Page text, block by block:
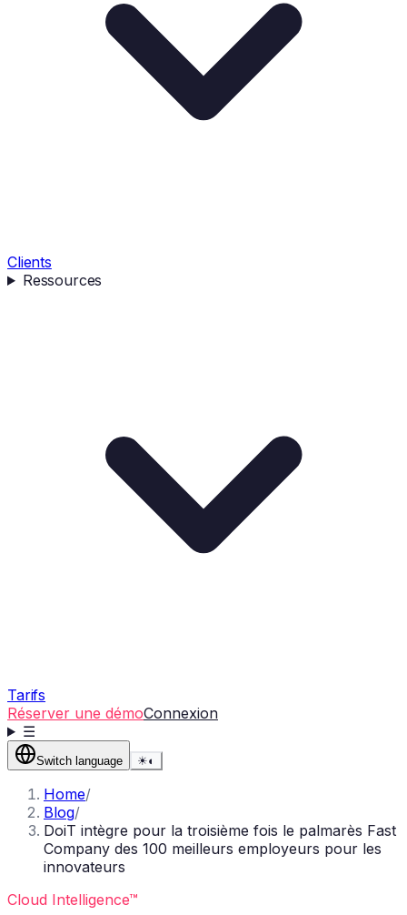
Clients
Ressources
Tarifs
Réserver une démoConnexion
☰
Switch language ☀◐
Home/
Blog/
DoiT intègre pour la troisième fois le palmarès Fast
Company des 100 meilleurs employeurs pour les
innovateurs
Cloud Intelligence™